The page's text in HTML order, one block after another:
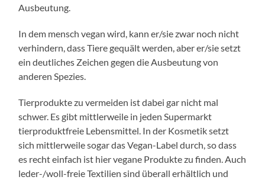
Ausbeutung.
In dem mensch vegan wird, kann er/sie zwar noch nicht
verhindern, dass Tiere gequält werden, aber er/sie setzt
ein deutliches Zeichen gegen die Ausbeutung von
anderen Spezies.
Tierprodukte zu vermeiden ist dabei gar nicht mal
schwer. Es gibt mittlerweile in jeden Supermarkt
tierproduktfreie Lebensmittel. In der Kosmetik setzt
sich mittlerweile sogar das Vegan-Label durch, so dass
es recht einfach ist hier vegane Produkte zu finden. Auch
leder-/woll-freie Textilien sind überall erhältlich und